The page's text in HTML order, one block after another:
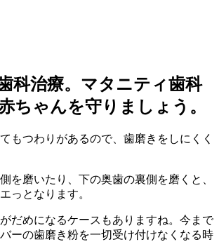
科治療。マタニティ歯科
ちゃんを守りましょう。
もつわりがあるので、歯磨きをしにくく
を磨いたり、下の奥歯の裏側を磨くと、
っとなります。
だめになるケースもありますね。今まで
ーの歯磨き粉を一切受け付けなくなる時